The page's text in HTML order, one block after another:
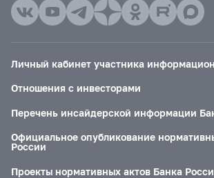
Личный кабинет участника
Отношения с инвесторами
Перечень инсайдерской информации
Официальное опубликование
России
Проекты нормативных актов Банка